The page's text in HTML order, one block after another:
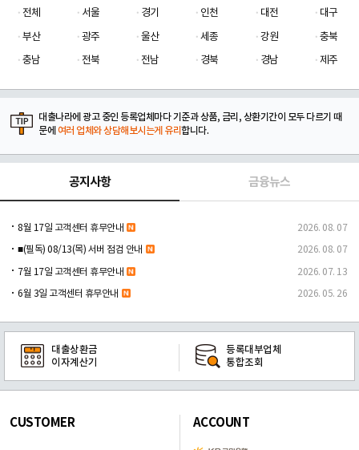
전체 서울 경기 인천 대전
대구
부산
광주 울산 세종 강원
충북
충남
전북 전남 경북 경남 제주
대출나라에 광고 중인 등록업체마다 기준과 상품, 금리, 상환기간이 모두 다르기 때
문에 여러 업체와 상담해보시는게 유리합니다.
공지사항 금융뉴스
8월 17일 고객센터 휴무안내 2026. 08. 07
■(필독) 08/13(목) 서버 점검 안내 2026. 08. 07
7월 17일 고객센터 휴무안내 2026. 07. 13
6월 3일 고객센터 휴무안내 2026. 05. 26
대출상환금
이자계산기
등록대부업체
통합조회
CUSTOMER ACCOUNT